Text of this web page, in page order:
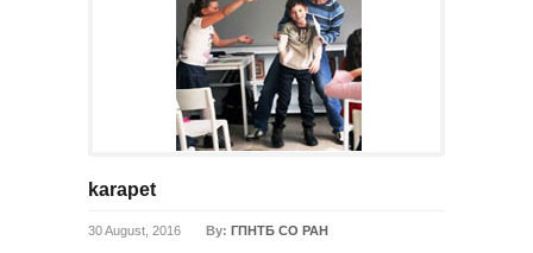
karapet
30 August, 2016 By: ГПНТБ СО РАН